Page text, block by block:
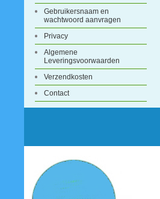
Gebruikersnaam en
wachtwoord aanvragen
Privacy
Algemene
Leveringsvoorwaarden
Verzendkosten
Contact